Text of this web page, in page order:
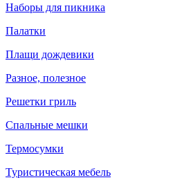
Наборы для пикника
Палатки
Плащи дождевики
Разное, полезное
Решетки гриль
Спальные мешки
Термосумки
Туристическая мебель